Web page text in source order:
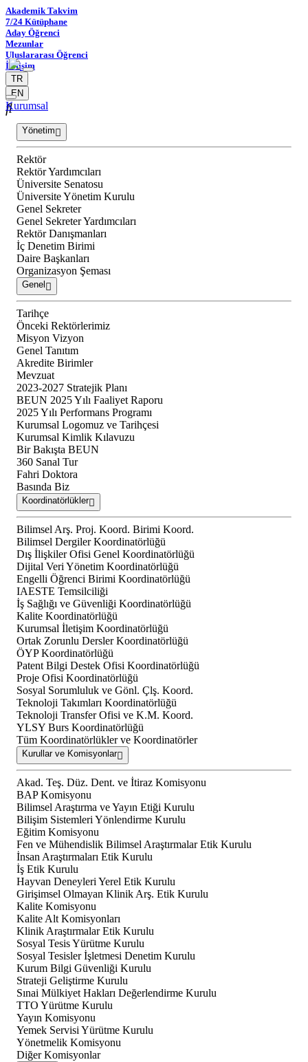
Akademik Takvim
7/24 Kütüphane
Aday Öğrenci
Mezunlar
Uluslararası Öğrenci
İletişim
TR
EN
Kurumsal
Yönetim
Rektör
Rektör Yardımcıları
Üniversite Senatosu
Üniversite Yönetim Kurulu
Genel Sekreter
Genel Sekreter Yardımcıları
Rektör Danışmanları
İç Denetim Birimi
Daire Başkanları
Organizasyon Şeması
Genel
Tarihçe
Önceki Rektörlerimiz
Misyon Vizyon
Genel Tanıtım
Akredite Birimler
Mevzuat
2023-2027 Stratejik Planı
BEUN 2025 Yılı Faaliyet Raporu
2025 Yılı Performans Programı
Kurumsal Logomuz ve Tarihçesi
Kurumsal Kimlik Kılavuzu
Bir Bakışta BEUN
360 Sanal Tur
Fahri Doktora
Basında Biz
Koordinatörlükler
Bilimsel Arş. Proj. Koord. Birimi Koord.
Bilimsel Dergiler Koordinatörlüğü
Dış İlişkiler Ofisi Genel Koordinatörlüğü
Dijital Veri Yönetim Koordinatörlüğü
Engelli Öğrenci Birimi Koordinatörlüğü
IAESTE Temsilciliği
İş Sağlığı ve Güvenliği Koordinatörlüğü
Kalite Koordinatörlüğü
Kurumsal İletişim Koordinatörlüğü
Ortak Zorunlu Dersler Koordinatörlüğü
ÖYP Koordinatörlüğü
Patent Bilgi Destek Ofisi Koordinatörlüğü
Proje Ofisi Koordinatörlüğü
Sosyal Sorumluluk ve Gönl. Çlş. Koord.
Teknoloji Takımları Koordinatörlüğü
Teknoloji Transfer Ofisi ve K.M. Koord.
YLSY Burs Koordinatörlüğü
Tüm Koordinatörlükler ve Koordinatörler
Kurullar ve Komisyonlar
Akad. Teş. Düz. Dent. ve İtiraz Komisyonu
BAP Komisyonu
Bilimsel Araştırma ve Yayın Etiği Kurulu
Bilişim Sistemleri Yönlendirme Kurulu
Eğitim Komisyonu
Fen ve Mühendislik Bilimsel Araştırmalar Etik Kurulu
İnsan Araştırmaları Etik Kurulu
İş Etik Kurulu
Hayvan Deneyleri Yerel Etik Kurulu
Girişimsel Olmayan Klinik Arş. Etik Kurulu
Kalite Komisyonu
Kalite Alt Komisyonları
Klinik Araştırmalar Etik Kurulu
Sosyal Tesis Yürütme Kurulu
Sosyal Tesisler İşletmesi Denetim Kurulu
Kurum Bilgi Güvenliği Kurulu
Strateji Geliştirme Kurulu
Sınai Mülkiyet Hakları Değerlendirme Kurulu
TTO Yürütme Kurulu
Yayın Komisyonu
Yemek Servisi Yürütme Kurulu
Yönetmelik Komisyonu
Diğer Komisyonlar